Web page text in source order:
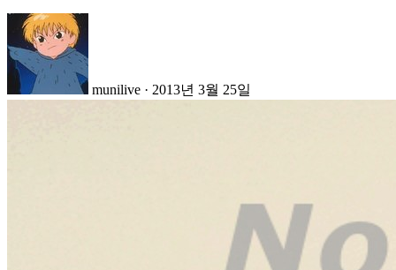
munilive · 2013년 3월 25일